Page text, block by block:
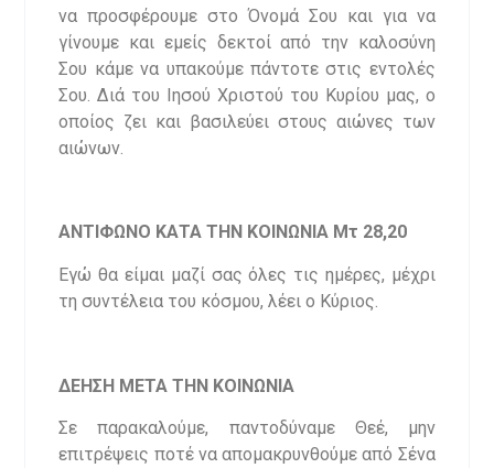
να προσφέρουμε στο Όνομά Σου και για να
γίνουμε και εμείς δεκτοί από την καλοσύνη
Σου κάμε να υπακούμε πάντοτε στις εντολές
Σου. Διά του Ιησού Χριστού του Κυρίου μας, ο
οποίος ζει και βασιλεύει στους αιώνες των
αιώνων.
ΑΝΤΙΦΩΝΟ ΚΑΤΑ ΤΗΝ ΚΟΙΝΩΝΙΑ Μτ 28,20
Εγώ θα είμαι μαζί σας όλες τις ημέρες, μέχρι
τη συντέλεια του κόσμου, λέει ο Κύριος.
ΔΕΗΣΗ ΜΕΤΑ ΤΗΝ ΚΟΙΝΩΝΙΑ
Σε παρακαλούμε, παντοδύναμε Θεέ, μην
επιτρέψεις ποτέ να απομακρυνθούμε από Σένα